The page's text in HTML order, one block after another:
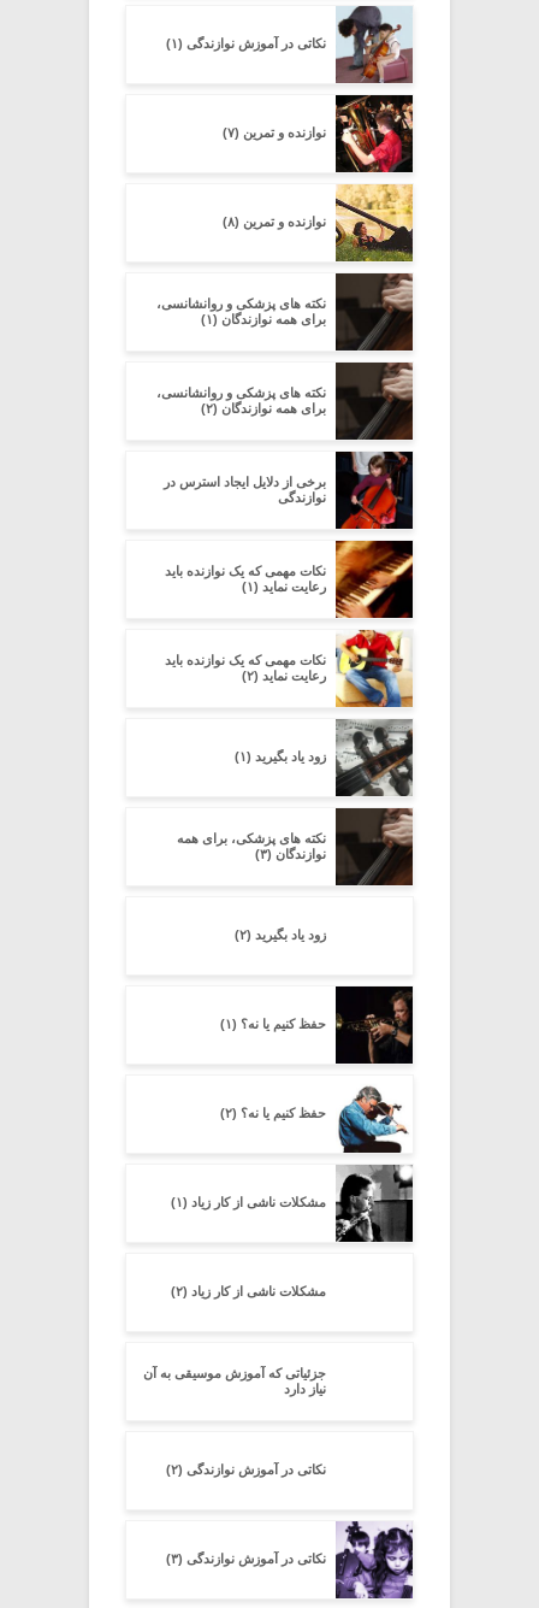
نکاتی در آموزش نوازندگی (۱)
نوازنده و تمرین (۷)
نوازنده و تمرین (۸)
نکته های پزشکی و روانشانسی،
برای همه نوازندگان (۱)
نکته های پزشکی و روانشانسی،
برای همه نوازندگان (۲)
برخی از دلایل ایجاد استرس در
نوازندگی
نکات مهمی که یک نوازنده باید
رعایت نماید (۱)
نکات مهمی که یک نوازنده باید
رعایت نماید (۲)
زود یاد بگیرید (۱)
نکته های پزشکی، برای همه
نوازندگان (۳)
زود یاد بگیرید (۲)
حفظ کنیم یا نه؟ (۱)
حفظ کنیم یا نه؟ (۲)
مشکلات ناشی از کار زیاد (۱)
مشکلات ناشی از کار زیاد (۲)
جزئیاتى که آموزش موسیقى به آن
نیاز دارد
نکاتی در آموزش نوازندگی (۲)
نکاتی در آموزش نوازندگی (۳)